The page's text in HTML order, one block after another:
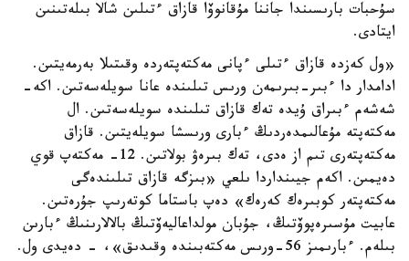
سۇحبات بارىسىندا جاننا مۇقانوۆا قازاق ءتىلىن شالا بىلەتىنىن
ايتادى.
«ول كەزدە قازاق ءتىلى ءپانى مەكتەپتەردە وقىتىلا بەرمەيتىن.
ادامدار دا ءبىر-بىرىمەن ورىس تىلىندە عانا سويلەسەتىن. اكە-
شەشەم ءبىراق ۇيدە تەك قازاق تىلىندە سويلەسەتىن. ال
مەكتەپتە مۇعالىمدەردىڭ ءبارى ورىسشا سويلەيتىن. قازاق
مەكتەپتەرى تىم از ەدى، تەك بىرەۋ بولاتىن. 12- مەكتەپ قوي
دەيمىن. اكەم جيىنداردا ىلعي «بىزگە قازاق تىلىندەگى
مەكتەپتەر كوبىرەك كەرەك» دەپ باستاما كوتەرىپ جۇرەتىن.
عابيت مۇسىرەپوۆتىڭ، جۇبان مولداعاليەۆتىڭ بالالارىنىڭ ءبارىن
بىلەم. ءبارىمىز 56-ورىس مەكتەبىندە وقىدىق»، - دەيدى ول.